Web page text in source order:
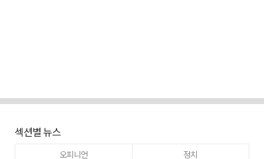
섹션별 뉴스
오피니언
정치